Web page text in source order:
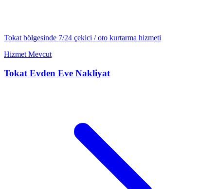
Tokat bölgesinde 7/24 çekici / oto kurtarma hizmeti
Hizmet Mevcut
Tokat Evden Eve Nakliyat